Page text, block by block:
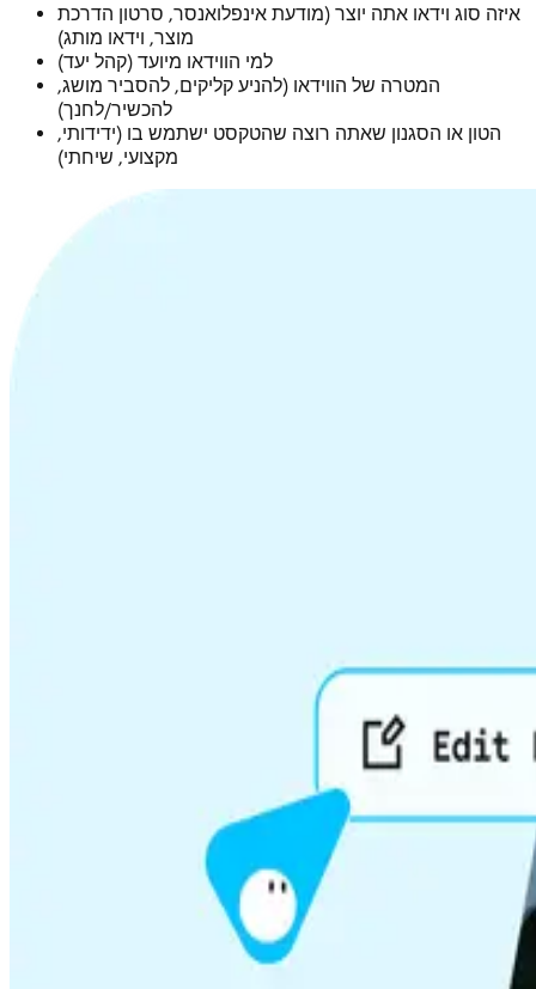
איזה סוג וידאו אתה יוצר (מודעת אינפלואנסר, סרטון הדרכת
מוצר, וידאו מותג)
למי הווידאו מיועד (קהל יעד)
המטרה של הווידאו (להניע קליקים, להסביר מושג,
להכשיר/לחנך)
הטון או הסגנון שאתה רוצה שהטקסט ישתמש בו (ידידותי,
מקצועי, שיחתי)